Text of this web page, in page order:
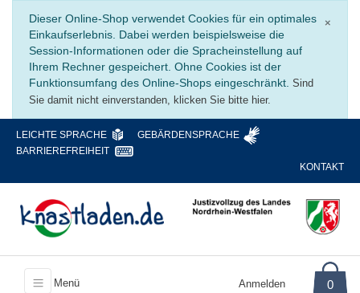
×
Dieser Online-Shop verwendet Cookies für ein optimales
Einkaufserlebnis. Dabei werden beispielsweise die
Session-Informationen oder die Spracheinstellung auf
Ihrem Rechner gespeichert. Ohne Cookies ist der
Funktionsumfang des Online-Shops eingeschränkt. Sind
Sie damit nicht einverstanden, klicken Sie bitte hier.
LEICHTE SPRACHE
GEBÄRDENSPRACHE
BARRIEREFREIHEIT
KONTAKT
Menü Anmelden 0